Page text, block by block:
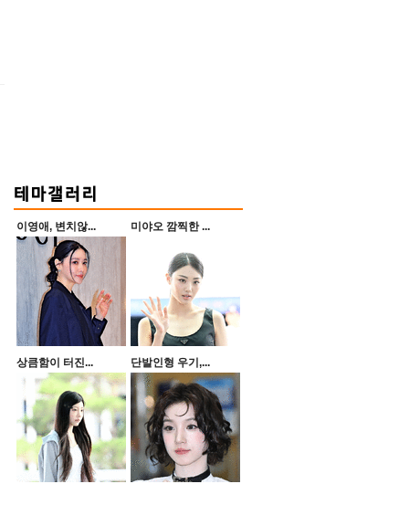
이영애, 변치않... 미야오 깜찍한 ...
상큼함이 터진... 단발인형 우기,...